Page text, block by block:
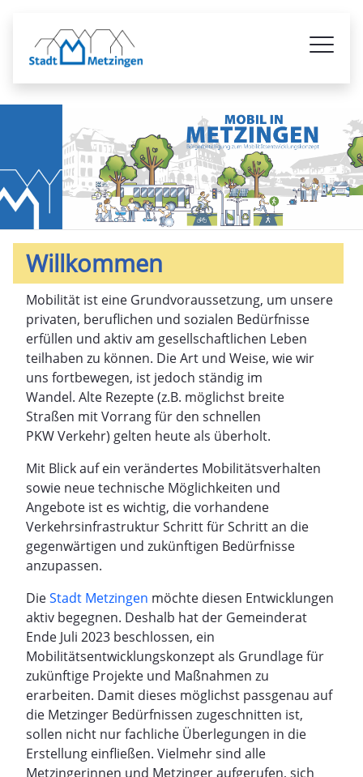
Willkommen
Mobilität ist eine Grundvoraussetzung, um unsere
privaten, beruflichen und sozialen Bedürfnisse
erfüllen und aktiv am gesellschaftlichen Leben
teilhaben zu können. Die Art und Weise, wie wir
uns fortbewegen, ist jedoch ständig im
Wandel. Alte Rezepte (z.B. möglichst breite
Straßen mit Vorrang für den schnellen
PKW Verkehr) gelten heute als überholt.
Mit Blick auf ein verändertes Mobilitätsverhalten
sowie neue technische Möglichkeiten und
Angebote ist es wichtig, die vorhandene
Verkehrsinfrastruktur Schritt für Schritt an die
gegenwärtigen und zukünftigen Bedürfnisse
anzupassen.
DieStadt Metzingen möchte diesen Entwicklungen
aktiv begegnen. Deshalb hat der Gemeinderat
Ende Juli 2023 beschlossen, ein
Mobilitätsentwicklungskonzept als Grundlage für
zukünftige Projekte und Maßnahmen zu
erarbeiten. Damit dieses möglichst passgenau auf
die Metzinger Bedürfnissen zugeschnitten ist,
sollen nicht nur fachliche Überlegungen in die
Erstellung einfließen. Vielmehr sind alle
Metzingerinnen und Metzinger aufgerufen, sich